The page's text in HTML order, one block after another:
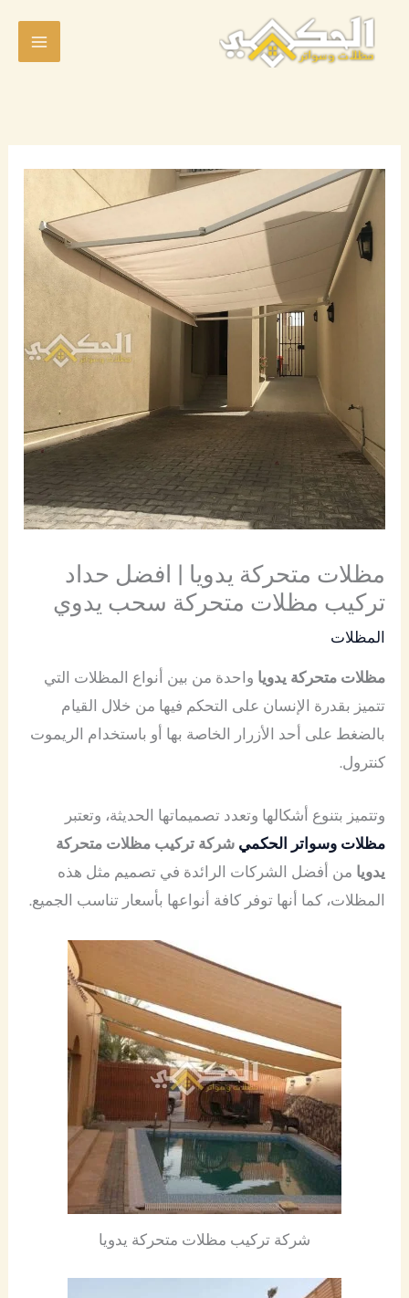
تخطي
مظلات متحركة يدويا | افضل حداد
تركيب مظلات متحركة سحب يدوي
المظلات
مظلات متحركة يدويا واحدة من بين أنواع المظلات التي
تتميز بقدرة الإنسان على التحكم فيها من خلال القيام
بالضغط على أحد الأزرار الخاصة بها أو باستخدام الريموت
كنترول.
وتتميز بتنوع أشكالها وتعدد تصميماتها الحديثة، وتعتبر
مظلات وسواتر الحكمي شركة تركيب مظلات متحركة
يدويا من أفضل الشركات الرائدة في تصميم مثل هذه
المظلات، كما أنها توفر كافة أنواعها بأسعار تناسب الجميع.
شركة تركيب مظلات متحركة يدويا